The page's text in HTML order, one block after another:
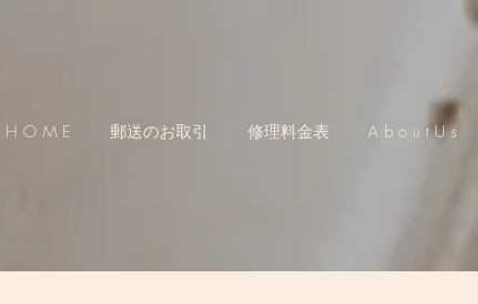
H O M E 郵送のお取引 修理料金表 A b o u t U s